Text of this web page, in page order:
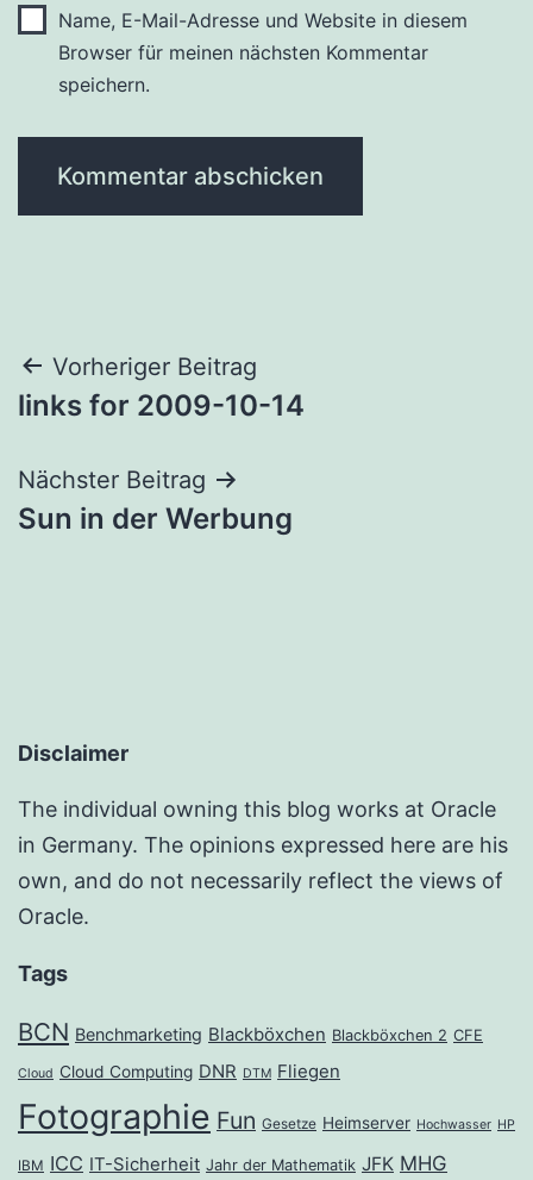
Name, E-Mail-Adresse und Website in diesem
Browser für meinen nächsten Kommentar
speichern.
Beitragsnavigation
Vorheriger Beitrag
links for 2009-10-14
Nächster Beitrag
Sun in der Werbung
Disclaimer
The individual owning this blog works at Oracle
in Germany. The opinions expressed here are his
own, and do not necessarily reflect the views of
Oracle.
Tags
BCN Benchmarketing Blackböxchen Blackböxchen 2 CFE
Cloud Cloud Computing DNR DTM Fliegen
Fotographie Fun Gesetze Heimserver Hochwasser HP
IBM ICC IT-Sicherheit Jahr der Mathematik JFK MHG